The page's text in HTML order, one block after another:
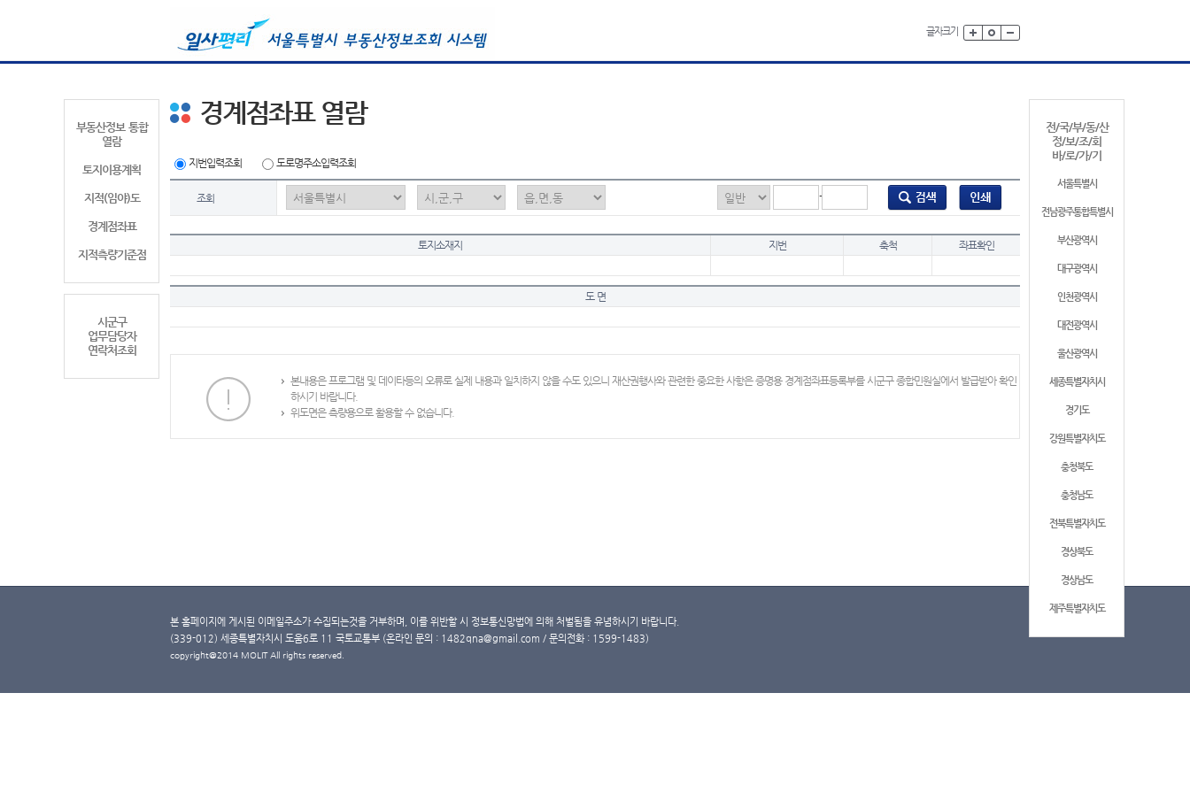
글자크기
부동산정보 통합
열람
토지이용계획
지적(임야)도
경계점좌표
지적측량기준점
시군구
업무담당자
연락처조회
전/국/부/동/산
정/보/조/회
바/로/가/기
서울특별시
전남광주통합특별시
부산광역시
대구광역시
인천광역시
대전광역시
울산광역시
세종특별자치시
경기도
강원특별자치도
충청북도
충청남도
전북특별자치도
경상북도
경상남도
제주특별자치도
경계점좌표 열람
지번입력조회 도로명주소입력조회
조회 -
토지소재지 지번 축척 좌표확인
도 면
본내용은 프로그램 및 데이타등의 오류로 실제 내용과 일치하지 않을 수도 있으니 재산권행사와 관련한 중요한 사항은 증명용 경계점좌표등록부를 시군구 종합민원실에서 발급받아 확인
하시기 바랍니다.
위도면은 측량용으로 활용할 수 없습니다.
본 홈페이지에 게시된 이메일주소가 수집되는것을 거부하며, 이를 위반할 시 정보통신망법에 의해 처벌됨을 유념하시기 바랍니다.
(339-012) 세종특별자치시 도움6로 11 국토교통부 (온라인 문의 : 1482qna@gmail.com / 문의전화 : 1599-1483)
copyright@2014 MOLIT All rights reserved.